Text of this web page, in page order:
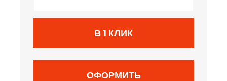
В 1 КЛИК
ОФОРМИТЬ